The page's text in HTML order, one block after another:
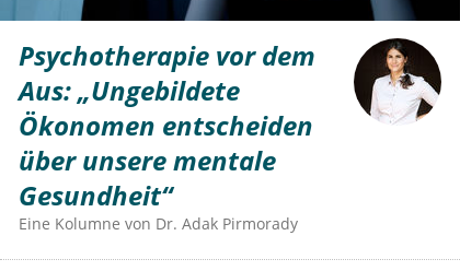
Psychotherapie vor dem
Aus: „Ungebildete
Ökonomen entscheiden
über unsere mentale
Gesundheit“
Eine Kolumne von Dr. Adak Pirmorady